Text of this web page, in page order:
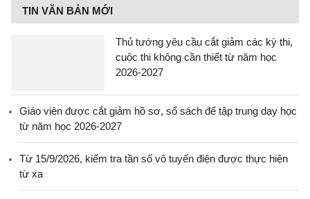
TIN VĂN BẢN MỚI
Thủ tướng yêu cầu cắt giảm các kỳ thi,
cuộc thi không cần thiết từ năm học
2026-2027
Giáo viên được cắt giảm hồ sơ, sổ sách để tập trung dạy học
từ năm học 2026-2027
Từ 15/9/2026, kiểm tra tần số vô tuyến điện được thực hiện
từ xa